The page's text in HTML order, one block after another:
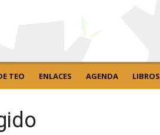
TEO ENLACES AGENDA LIBROS